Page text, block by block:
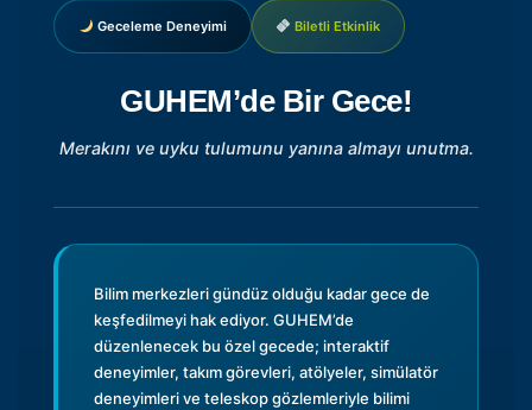
Geceleme Deneyimi Biletli Etkinlik
GUHEM’de Bir Gece!
Merakını ve uyku tulumunu yanına almayı unutma.
Bilim merkezleri gündüz olduğu kadar gece de
keşfedilmeyi hak ediyor. GUHEM’de
düzenlenecek bu özel gecede; interaktif
deneyimler, takım görevleri, atölyeler, simülatör
deneyimleri ve teleskop gözlemleriyle bilimi